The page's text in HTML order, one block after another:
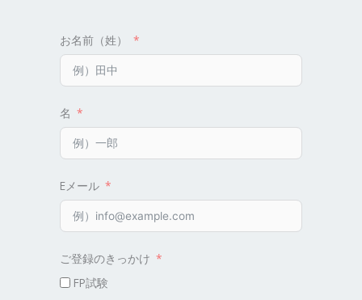
お名前（姓）
名
Eメール
ご登録のきっかけ
FP試験